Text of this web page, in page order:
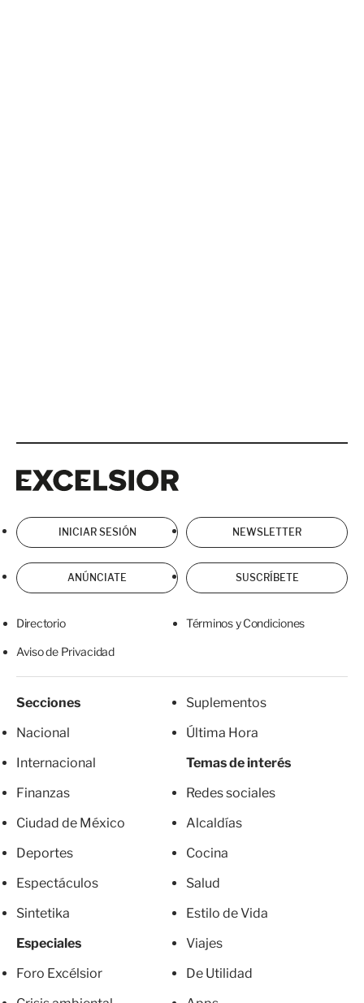
INICIAR SESIÓN NEWSLETTER
ANÚNCIATE SUSCRÍBETE
Directorio Términos y Condiciones
Aviso de Privacidad
Secciones
Nacional
Internacional
Finanzas
Ciudad de México
Deportes
Espectáculos
Sintetika
Especiales
Foro Excélsior
Suplementos
Última Hora
Temas de interés
Redes sociales
Alcaldías
Cocina
Salud
Estilo de Vida
Viajes
De Utilidad